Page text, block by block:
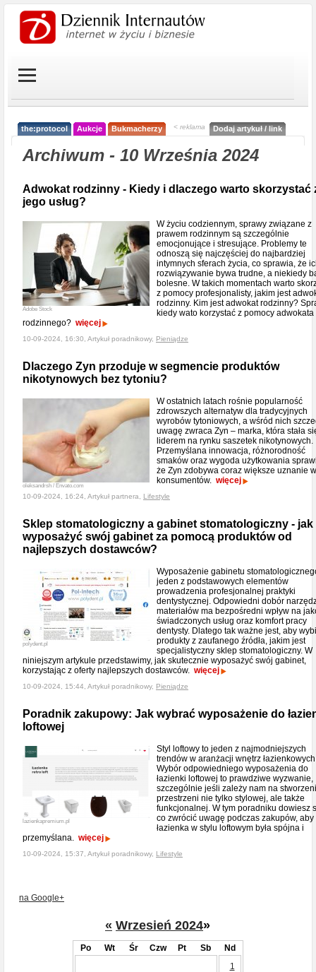
the:protocol Aukcje Bukmacherzy < reklama Dodaj artykuł / link
Archiwum - 10 Września 2024
Adwokat rodzinny - Kiedy i dlaczego warto skorzystać
jego usług?
Adobe Stock
W życiu codziennym, sprawy związane z
prawem rodzinnym są szczególnie
emocjonujące i stresujące. Problemy te
odnoszą się najczęściej do najbardziej
intymnych sferach życia, co sprawia, że
rozwiązywanie bywa trudne, a niekiedy
bolesne. W takich momentach warto
z pomocy profesjonalisty, jakim jest
rodzinny. Kim jest adwokat rodzinny?
kiedy wato korzystać z pomocy adwokata
rodzinnego? więcej
10-09-2024, 16:30, Artykuł poradnikowy, Pieniądze
Dlaczego Zyn przoduje w segmencie produktów
nikotynowych bez tytoniu?
oleksandrsh / Envato.com
W ostatnich latach rośnie popularność
zdrowszych alternatyw dla tradycyjnych
wyrobów tytoniowych, a wśród nich
uwagę zwraca Zyn – marka, która stała
liderem na rynku saszetek nikotynowych.
Przemyślana innowacja, różnorodność
smaków oraz wygoda użytkowania
że Zyn zdobywa coraz większe uznanie
konsumentów. więcej
10-09-2024, 16:24, Artykuł partnera, Lifestyle
Sklep stomatologiczny a gabinet stomatologiczny - jak
wyposażyć swój gabinet za pomocą produktów od
najlepszych dostawców?
polydent.pl
Wyposażenie gabinetu
jeden z podstawowych elementów
prowadzenia profesjonalnej praktyki
dentystycznej. Odpowiedni dobór
materiałów ma bezpośredni wpływ na
świadczonych usług oraz komfort pracy
dentysty. Dlatego tak ważne jest, aby
produkty z zaufanego źródła, jakim jest
specjalistyczny sklep stomatologiczny. W
niniejszym artykule przedstawimy, jak skutecznie wyposażyć swój gabinet,
korzystając z oferty najlepszych dostawców. więcej
10-09-2024, 15:44, Artykuł poradnikowy, Pieniądze
Poradnik zakupowy: Jak wybrać wyposażenie do
loftowej
lazienkapremium.pl
Styl loftowy to jeden z najmodniejszych
trendów w aranżacji wnętrz
Wybór odpowiedniego wyposażenia do
łazienki loftowej to prawdziwe wyzwanie,
szczególnie jeśli zależy nam na
przestrzeni nie tylko stylowej, ale także
funkcjonalnej. W tym poradniku dowiesz
co zwrócić uwagę podczas zakupów, aby
łazienka w stylu loftowym była spójna i
przemyślana. więcej
10-09-2024, 15:37, Artykuł poradnikowy, Lifestyle
na Google+
« Wrzesień 2024»
Po Wt Śr Czw Pt Sb
Nd
1